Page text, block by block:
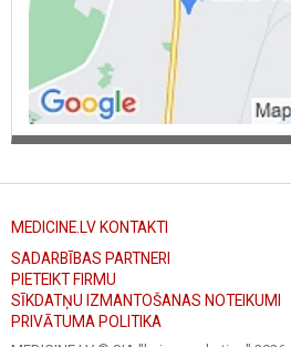
MEDICINE.LV KONTAKTI
SADARBĪBAS PARTNERI
PIETEIKT FIRMU
SĪKDATŅU IZMANTOŠANAS NOTEIKUMI
PRIVĀTUMA POLITIKA